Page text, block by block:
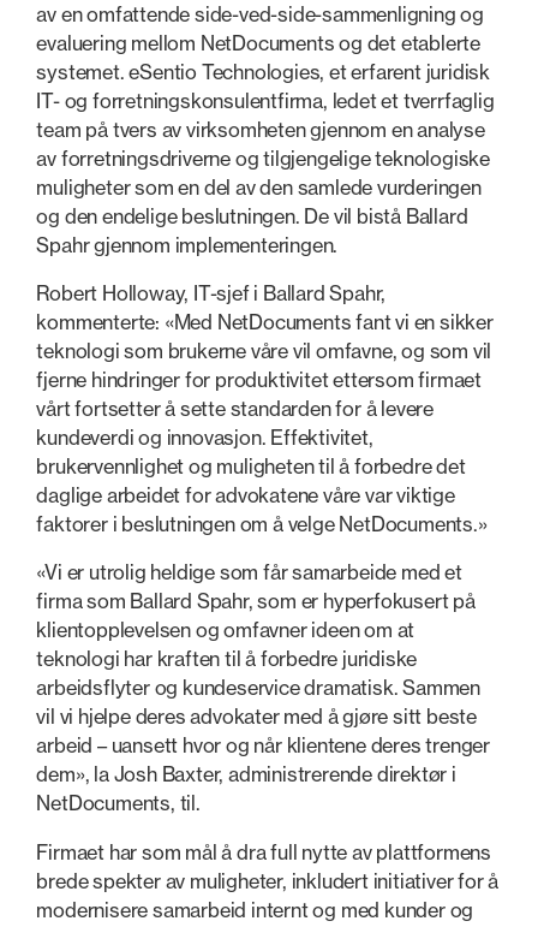
av en omfattende side-ved-side-sammenligning og
evaluering mellom NetDocuments og det etablerte
systemet. eSentio Technologies, et erfarent juridisk
IT- og forretningskonsulentfirma, ledet et tverrfaglig
team på tvers av virksomheten gjennom en analyse
av forretningsdriverne og tilgjengelige teknologiske
muligheter som en del av den samlede vurderingen
og den endelige beslutningen. De vil bistå Ballard
Spahr gjennom implementeringen.
Robert Holloway, IT-sjef i Ballard Spahr,
kommenterte: «Med NetDocuments fant vi en sikker
teknologi som brukerne våre vil omfavne, og som vil
fjerne hindringer for produktivitet ettersom firmaet
vårt fortsetter å sette standarden for å levere
kundeverdi og innovasjon. Effektivitet,
brukervennlighet og muligheten til å forbedre det
daglige arbeidet for advokatene våre var viktige
faktorer i beslutningen om å velge NetDocuments.»
«Vi er utrolig heldige som får samarbeide med et
firma som Ballard Spahr, som er hyperfokusert på
klientopplevelsen og omfavner ideen om at
teknologi har kraften til å forbedre juridiske
arbeidsflyter og kundeservice dramatisk. Sammen
vil vi hjelpe deres advokater med å gjøre sitt beste
arbeid – uansett hvor og når klientene deres trenger
dem», la Josh Baxter, administrerende direktør i
NetDocuments, til.
Firmaet har som mål å dra full nytte av plattformens
brede spekter av muligheter, inkludert initiativer for å
modernisere samarbeid internt og med kunder og